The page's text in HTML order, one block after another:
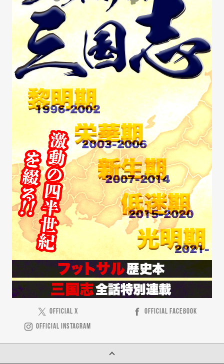
OFFICIAL X
OFFICIAL FACEBOOK
OFFICIAL INSTAGRAM